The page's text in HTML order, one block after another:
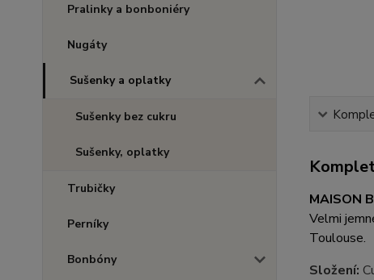
Pralinky a bonboniéry
Nugáty
Sušenky a oplatky
Sušenky bez cukru
Sušenky, oplatky
Trubičky
Perníky
Bonbóny
MAISON
Velmi
Toulouse.
Složení: